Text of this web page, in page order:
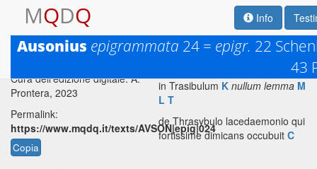
MQDQ Info
Ausonius epigrammata 24 = epigr. 22
43
Testo base di riferimento: R. P.
Cura dell'edizione digitale: A.
Prontera, 2023
Permalink:
https://www.mqdq.it/texts/AVSON|epig|024
Copia
<De Thrasybulo Lacedaemonio>
in Trasibulum K nullum lemma M
L T
de Thrasybulo lacedaemonio qui
fortissime dimicans occubuit C